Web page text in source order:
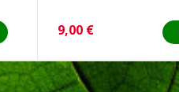
Precio
9,00 €